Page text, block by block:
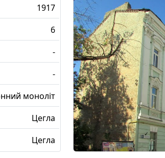
1917
6
-
-
моноліт
Цегла
Цегла